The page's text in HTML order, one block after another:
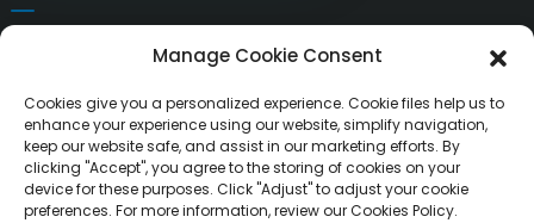
ventes@rfrid.com
Adresse:
10e bâtiment, base d'innovation, district d'innovation
scientifique, ville de MianYang, Sichuan, Chine 621000
Manage Cookie Consent
Cookies give you a personalized experience. Cookie files help us to
enhance your experience using our website, simplify navigation,
keep our website safe, and assist in our marketing efforts. By
clicking "Accept", you agree to the storing of cookies on your
device for these purposes. Click "Adjust" to adjust your cookie
preferences. For more information, review our Cookies Policy.